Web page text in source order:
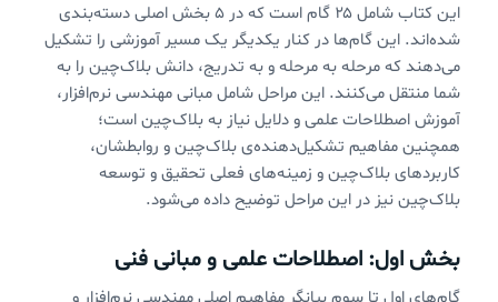
این کتاب شامل ۲۵ گام است که در ۵ بخش اصلی دسته‌بندی
شده‌اند. این گام‌ها در کنار یکدیگر یک مسیر آموزشی را تشکیل
می‌دهند که مرحله به مرحله و به تدریج، دانش بلاک‌‌چین را به
شما منتقل می‌کنند. این مراحل شامل مبانی مهندسی نرم‌افزار،
آموزش اصطلاحات علمی و دلایل نیاز به بلاک‌چین است؛
همچنین مفاهیم تشکیل‌دهنده‌ی بلاک‌چین و روابطشان،
کاربردهای بلاک‌چین و زمینه‌های فعلی تحقیق و توسعه
بلاک‌چین نیز در این مراحل توضیح داده می‌شود.
بخش اول: اصطلاحات علمی و مبانی فنی